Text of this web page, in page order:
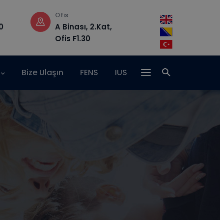
Çalışma Saatleri
Pzt-Cm : 08.30 –
17.00
Adres
Hrasnička
15, 71210 Ilidža
Bize Ulaşın FENS IUS